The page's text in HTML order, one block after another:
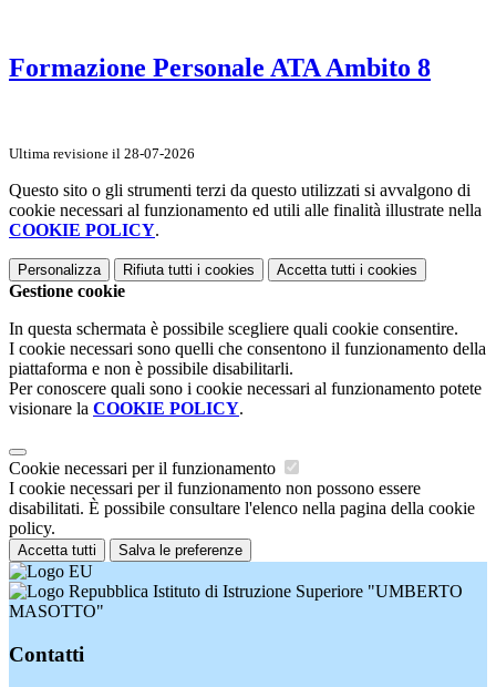
Formazione Personale ATA Ambito 8
Ultima revisione il 28-07-2026
Questo sito o gli strumenti terzi da questo utilizzati si avvalgono di
cookie necessari al funzionamento ed utili alle finalità illustrate nella
COOKIE POLICY.
Personalizza Rifiuta tutti i cookies Accetta tutti i cookies
Gestione cookie
In questa schermata è possibile scegliere quali cookie consentire.
I cookie necessari sono quelli che consentono il funzionamento della
piattaforma e non è possibile disabilitarli.
Per conoscere quali sono i cookie necessari al funzionamento potete
visionare la COOKIE POLICY.
Cookie necessari per il funzionamento
I cookie necessari per il funzionamento non possono essere
disabilitati. È possibile consultare l'elenco nella pagina della cookie
policy.
Accetta tutti Salva le preferenze
Istituto di Istruzione Superiore "UMBERTO
MASOTTO"
Contatti